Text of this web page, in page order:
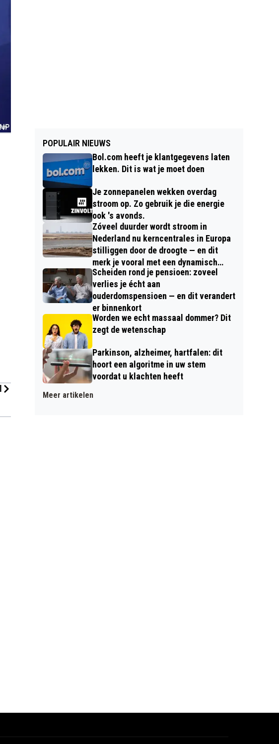
POPULAIR NIEUWS
Bol.com heeft je klantgegevens laten
lekken. Dit is wat je moet doen
Je zonnepanelen wekken overdag
stroom op. Zo gebruik je die energie
ook 's avonds.
Zóveel duurder wordt stroom in
Nederland nu kerncentrales in Europa
stilliggen door de droogte — en dit
merk je vooral met een dynamisch
contract
Scheiden rond je pensioen: zoveel
verlies je écht aan
ouderdomspensioen — en dit verandert
er binnenkort
Worden we echt massaal dommer? Dit
zegt de wetenschap
Parkinson, alzheimer, hartfalen: dit
hoort een algoritme in uw stem
voordat u klachten heeft
Meer artikelen